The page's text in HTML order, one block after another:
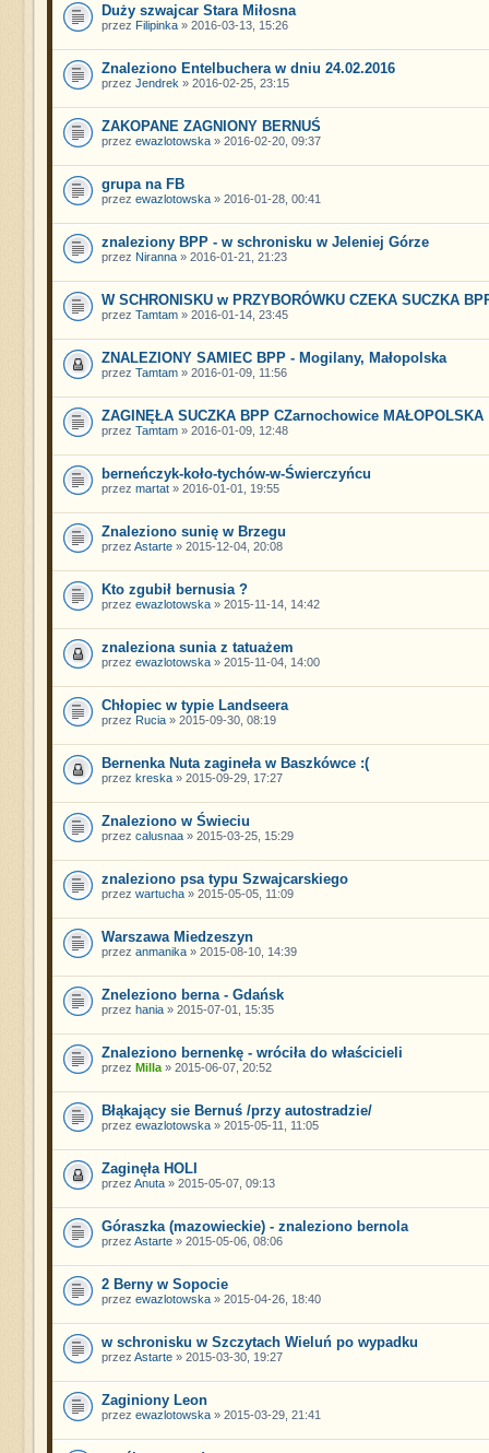
Duży szwajcar Stara Miłosna
przez Filipinka» 2016-03-13, 15:26
Znaleziono Entelbuchera w dniu 24.02.2016
przez Jendrek » 2016-02-25, 23:15
ZAKOPANE ZAGNIONY BERNUŚ
przez ewazlotowska» 2016-02-20, 09:37
grupa na FB
przez ewazlotowska» 2016-01-28, 00:41
znaleziony BPP - w schronisku w Jeleniej Górze
przez Niranna» 2016-01-21, 21:23
W SCHRONISKU w PRZYBORÓWKU CZEKA SUCZKA
przez Tamtam» 2016-01-14, 23:45
ZNALEZIONY SAMIEC BPP - Mogilany, Małopolska
przez Tamtam» 2016-01-09, 11:56
ZAGINĘŁA SUCZKA BPP CZarnochowice MAŁOPOLSKA
przez Tamtam» 2016-01-09, 12:48
berneńczyk-koło-tychów-w-Świerczyńcu
przez martat» 2016-01-01, 19:55
Znaleziono sunię w Brzegu
przez Astarte» 2015-12-04, 20:08
Kto zgubił bernusia ?
przez ewazlotowska» 2015-11-14, 14:42
znaleziona sunia z tatuażem
przez ewazlotowska» 2015-11-04, 14:00
Chłopiec w typie Landseera
przez Rucia» 2015-09-30, 08:19
Bernenka Nuta zagineła w Baszkówce :(
przez kreska» 2015-09-29, 17:27
Znaleziono w Świeciu
przez calusnaa» 2015-03-25, 15:29
znaleziono psa typu Szwajcarskiego
przez wartucha» 2015-05-05, 11:09
Warszawa Miedzeszyn
przez anmanika» 2015-08-10, 14:39
Zneleziono berna - Gdańsk
przez hania» 2015-07-01, 15:35
Znaleziono bernenkę - wróciła do właścicieli
przez Milla» 2015-06-07, 20:52
Błąkający sie Bernuś /przy autostradzie/
przez ewazlotowska» 2015-05-11, 11:05
Zaginęła HOLI
przez Anuta» 2015-05-07, 09:13
Góraszka (mazowieckie) - znaleziono bernola
przez Astarte» 2015-05-06, 08:06
2 Berny w Sopocie
przez ewazlotowska» 2015-04-26, 18:40
w schronisku w Szczytach Wieluń po wypadku
przez Astarte» 2015-03-30, 19:27
Zaginiony Leon
przez ewazlotowska» 2015-03-29, 21:41